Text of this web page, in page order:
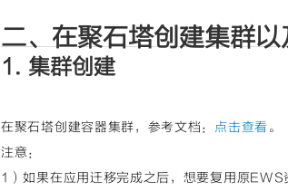
二、在聚石塔创建集群以
1. 集群创建
在聚石塔创建容器集群，参考文档： 点击查看。
注意：
1）如果在应用迁移完成之后，想要复用原